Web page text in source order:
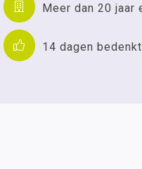
Meer dan 20 jaar
14 dagen